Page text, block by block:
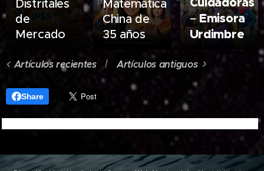
Distritales
de
Mercado
Matemática
China de
35 años
–Emisora
Urdimbre
Artículos recientes Artículos antiguos
Share